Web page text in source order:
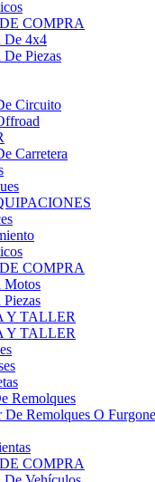
De 4x4
De Piezas
Circuito
Carretera
COMPRA
Motos
Y TALLER
Y TALLER
Remolques
Remolques O Furgones
COMPRA
De Vehículos
Herramientas